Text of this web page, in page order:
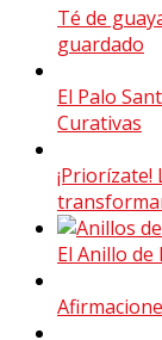
Té de
guardado
El Palo
Curativas
El Anillo de